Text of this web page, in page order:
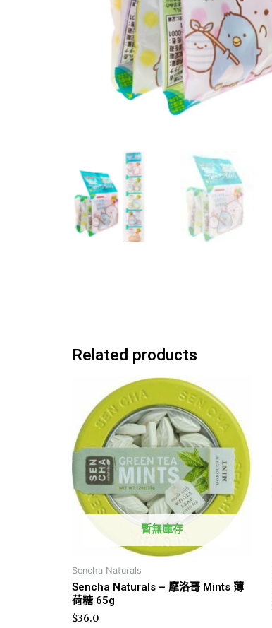
Related products
暫無庫存
Sencha Naturals
Sencha Naturals – 摩洛哥 Mints 薄
荷糖 65g
$36.0